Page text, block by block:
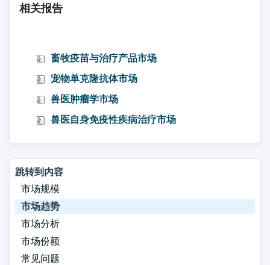
相关报告
畜牧疫苗与治疗产品市场
宠物单克隆抗体市场
兽医肿瘤学市场
兽医自身免疫性疾病治疗市场
跳转到内容
市场规模
市场趋势
市场分析
市场份额
常见问题